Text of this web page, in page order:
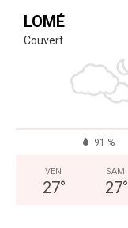
LOMÉ
Couvert
91 %
VEN
27°
SAM
27°